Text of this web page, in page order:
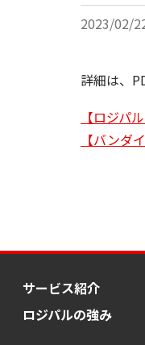
2023/02/
詳細は、
【ロジパ
【バンダ
サービス紹介
ロジパルの強み